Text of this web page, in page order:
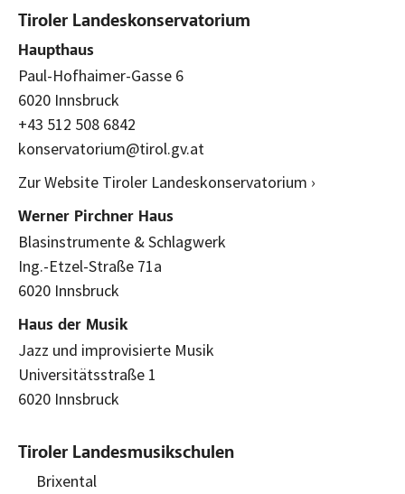
Tiroler Landeskonservatorium
Haupthaus
Paul-Hofhaimer-Gasse 6
6020 Innsbruck
+43 512 508 6842
konservatorium@tirol.gv.at
Zur Website Tiroler Landeskonservatorium ›
Werner Pirchner Haus
Blasinstrumente & Schlagwerk
Ing.-Etzel-Straße 71a
6020 Innsbruck
Haus der Musik
Jazz und improvisierte Musik
Universitätsstraße 1
6020 Innsbruck
Tiroler Landesmusikschulen
Brixental